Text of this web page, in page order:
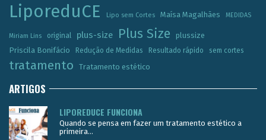
LiporeduCE Lipo sem Cortes Maísa Magalhães MEDIDAS
Miriam Lins original plus-size Plus Size
plussize
Priscila Bonifácio
Redução de Medidas Resultado rápido sem cortes
tratamento Tratamento estético
ARTIGOS
LIPOREDUCE FUNCIONA
Quando se pensa em fazer um tratamento estético a
primeira...